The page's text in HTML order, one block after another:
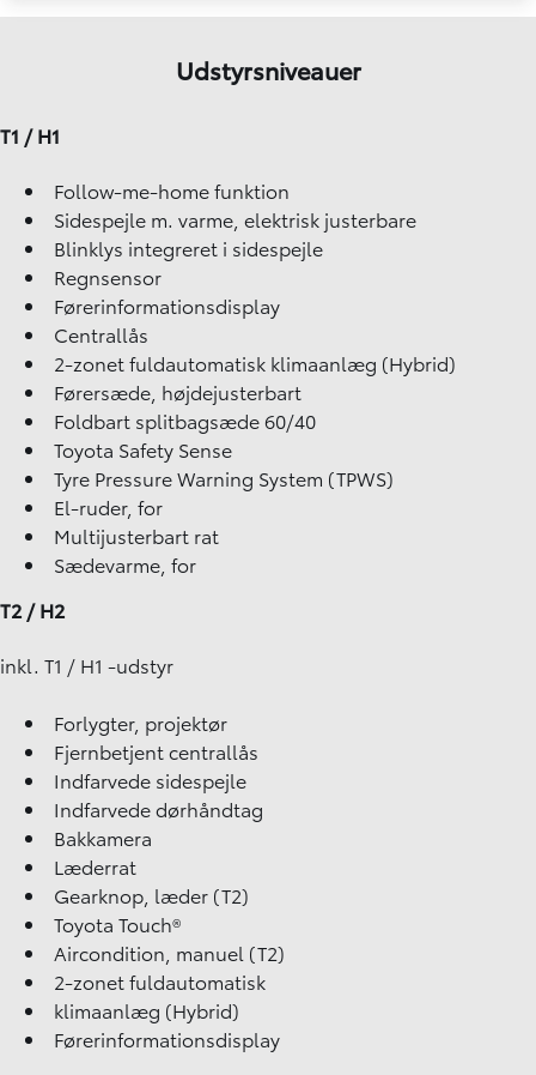
Udstyrsniveauer
T1 / H1
Follow-me-home funktion
Sidespejle m. varme, elektrisk justerbare
Blinklys integreret i sidespejle
Regnsensor
Førerinformationsdisplay
Centrallås
2-zonet fuldautomatisk klimaanlæg (Hybrid)
Førersæde, højdejusterbart
Foldbart splitbagsæde 60/40
Toyota Safety Sense
Tyre Pressure Warning System (TPWS)
El-ruder, for
Multijusterbart rat
Sædevarme, for
T2 / H2
inkl. T1 / H1 -udstyr
Forlygter, projektør
Fjernbetjent centrallås
Indfarvede sidespejle
Indfarvede dørhåndtag
Bakkamera
Læderrat
Gearknop, læder (T2)
Toyota Touch®
Aircondition, manuel (T2)
2-zonet fuldautomatisk
klimaanlæg (Hybrid)
Førerinformationsdisplay